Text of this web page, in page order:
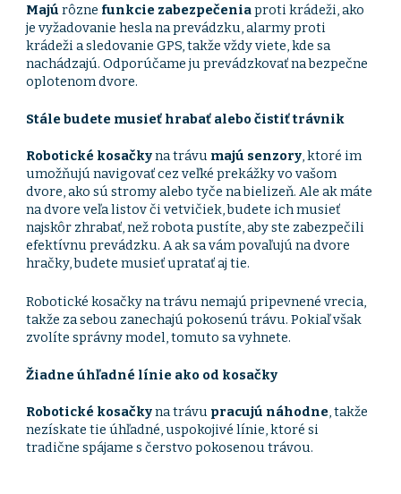
Majú rôzne funkcie zabezpečeniaproti krádeži, ako
je vyžadovanie hesla na prevádzku, alarmy proti
krádeži a sledovanie GPS, takže vždy viete, kde sa
nachádzajú. Odporúčame ju prevádzkovať na bezpečne
oplotenom dvore.
Stále budete musieť hrabať alebo čistiť trávnik
Robotické kosačkyna trávu majú senzory, ktoré im
umožňujú navigovať cez veľké prekážky vo vašom
dvore, ako sú stromy alebo tyče na bielizeň. Ale ak máte
na dvore veľa listov či vetvičiek, budete ich musieť
najskôr zhrabať, než robota pustíte, aby ste zabezpečili
efektívnu prevádzku. A ak sa vám povaľujú na dvore
hračky, budete musieť upratať aj tie.
Robotické kosačky na trávu nemajú pripevnené vrecia,
takže za sebou zanechajú pokosenú trávu. Pokiaľ však
zvolíte správny model, tomuto sa vyhnete.
Žiadne úhľadné línie ako od kosačky
Robotické kosačkyna trávu pracujú náhodne, takže
nezískate tie úhľadné, uspokojivé línie, ktoré si
tradične spájame s čerstvo pokosenou trávou.